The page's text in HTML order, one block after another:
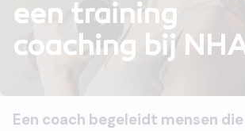
een training
coaching bij
Een coach begeleidt mensen